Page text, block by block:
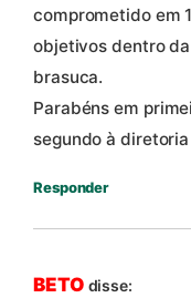
comprometido em
objetivos dentro
brasuca.
Parabéns em
segundo à
Responder
BETO disse: